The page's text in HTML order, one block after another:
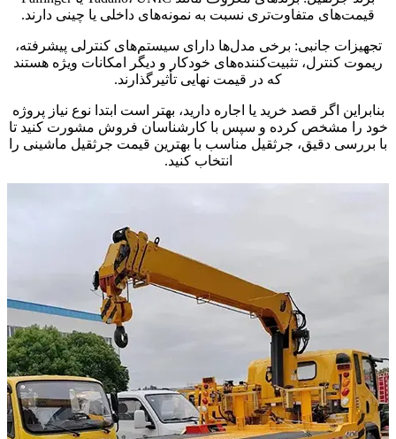
قیمت‌های متفاوت‌تری نسبت به نمونه‌های داخلی یا چینی دارند.
تجهیزات جانبی: برخی مدل‌ها دارای سیستم‌های کنترلی پیشرفته،
ریموت کنترل، تثبیت‌کننده‌های خودکار و دیگر امکانات ویژه هستند
که در قیمت نهایی تأثیرگذارند.
بنابراین اگر قصد خرید یا اجاره دارید، بهتر است ابتدا نوع نیاز پروژه
خود را مشخص کرده و سپس با کارشناسان فروش مشورت کنید تا
با بررسی دقیق، جرثقیل مناسب با بهترین قیمت جرثقیل ماشینی را
انتخاب کنید.